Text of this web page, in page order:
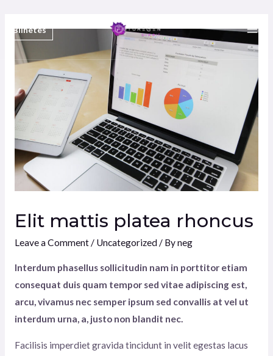
content
Bilhetes
Elit mattis platea rhoncus
Leave a Comment/ Uncategorized/ Byneg
Interdum phasellus sollicitudin nam in porttitor etiam
consequat duis quam tempor sed vitae adipiscing est,
arcu, vivamus nec semper ipsum sed convallis at vel ut
interdum urna, a, justo non blandit nec.
Facilisis imperdiet gravida tincidunt in velit egestas lacus